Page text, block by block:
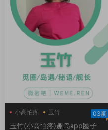
小高怕疼 玉竹 03期
玉竹(小高怕疼)趣岛app圈子